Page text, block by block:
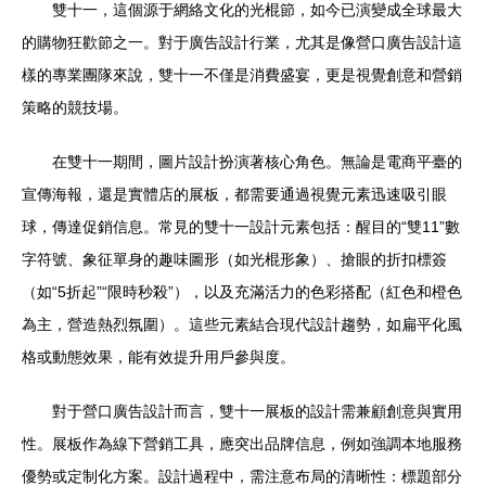
雙十一，這個源于網絡文化的光棍節，如今已演變成全球最大
的購物狂歡節之一。對于廣告設計行業，尤其是像營口廣告設計這
樣的專業團隊來說，雙十一不僅是消費盛宴，更是視覺創意和營銷
策略的競技場。
在雙十一期間，圖片設計扮演著核心角色。無論是電商平臺的
宣傳海報，還是實體店的展板，都需要通過視覺元素迅速吸引眼
球，傳達促銷信息。常見的雙十一設計元素包括：醒目的“雙11”數
字符號、象征單身的趣味圖形（如光棍形象）、搶眼的折扣標簽
（如“5折起”“限時秒殺”），以及充滿活力的色彩搭配（紅色和橙色
為主，營造熱烈氛圍）。這些元素結合現代設計趨勢，如扁平化風
格或動態效果，能有效提升用戶參與度。
對于營口廣告設計而言，雙十一展板的設計需兼顧創意與實用
性。展板作為線下營銷工具，應突出品牌信息，例如強調本地服務
優勢或定制化方案。設計過程中，需注意布局的清晰性：標題部分